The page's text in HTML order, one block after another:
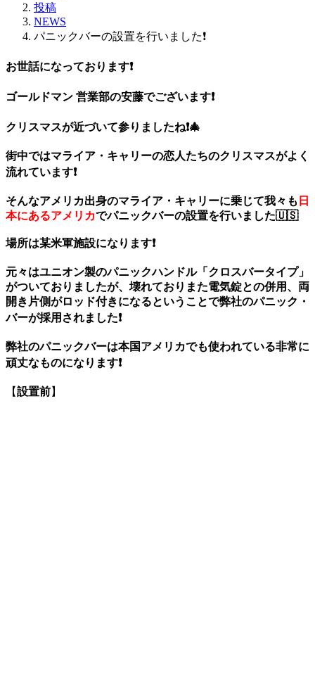
投稿
NEWS
パニックバーの設置を行いました❗️
お世話になっております❗️
ゴールドマン 営業部の安藤でございます❗️
クリスマスが近づいて参りましたね❗️🎄
街中ではマライア・キャリーの恋人たちのクリスマスがよく
流れています❗️
そんなアメリカ出身のマライア・キャリーに乗じて我々も 日
本にあるアメリカでパニックバーの設置を行いました🇺🇸
場所は某米軍施設になります❗️
元々はユニオン製のパニックハンドル「クロスバータイプ」
がついておりましたが、壊れておりまた電気錠との併用、両
開き片側がロッド付きになるということで弊社のパニック・
バーが採用されました❗️
弊社のパニックバーは本国アメリカでも使われている非常に
頑丈なものになります❗️
【設置前】